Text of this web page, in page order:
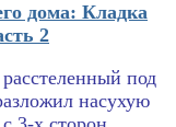
дома: Кладка
2
под
насухую